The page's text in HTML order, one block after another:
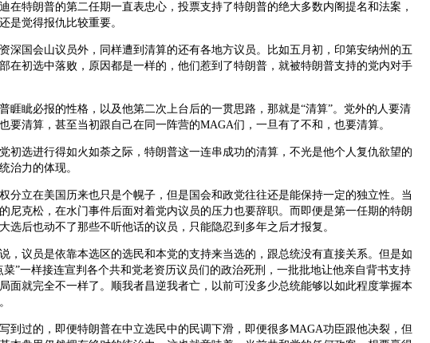
在特朗普的第二任期一直表忠心，投票支持了特朗普的绝大多数内阁提名和法案，
是觉得报仇比较重要。
深国会山议员外，同样遭到清算的还有各地方议员。比如五月初，印第安纳州的五
在初选中落败，原因都是一样的，他们惹到了特朗普，就被特朗普支持的党内对手
睚眦必报的性格，以及他第二次上台后的一贯思路，那就是“清算”。党外的人要清
要清算，甚至当初跟自己在同一阵营的MAGA们，一旦有了不和，也要清算。
初选进行得如火如荼之际，特朗普这一连串成功的清算，不光是他个人复仇欲望的
治力的体现。
分立在美国历来也只是个幌子，但是国会和政党往往还是能保持一定的独立性。当
尼克松，在水门事件后面对着党内议员的压力也要辞职。而即便是第一任期的特朗
选后也动不了那些不听他话的议员，只能隐忍到多年之后才报复。
，议员是依靠本选区的选民和本党的支持来当选的，跟总统没有直接关系。但是如
菜”一样接连宣判各个共和党老资历议员们的政治死刑，一批批地让他亲自背书支持
面就完全不一样了。顺我者昌逆我者亡，以前可没多少总统能够以如此程度掌握本
到过的，即便特朗普在中立选民中的民调下滑，即便很多MAGA功臣跟他决裂，但